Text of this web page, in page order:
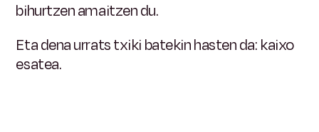
bihurtzen amaitzen du.
Eta dena urrats txiki batekin hasten da: kaixo
esatea.